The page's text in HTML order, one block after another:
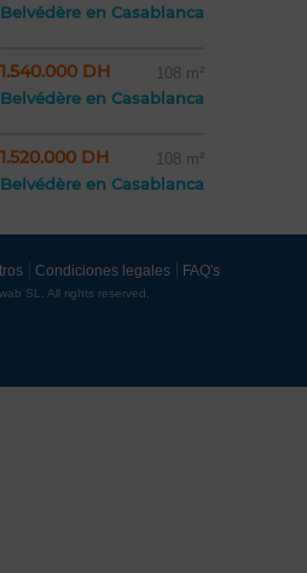
Belvédère en Casablanca
1.540.000 DH 108 m²
Belvédère en Casablanca
1.520.000 DH 108 m²
Belvédère en Casablanca
Condiciones legales FAQ's
SL. All rights reserved.